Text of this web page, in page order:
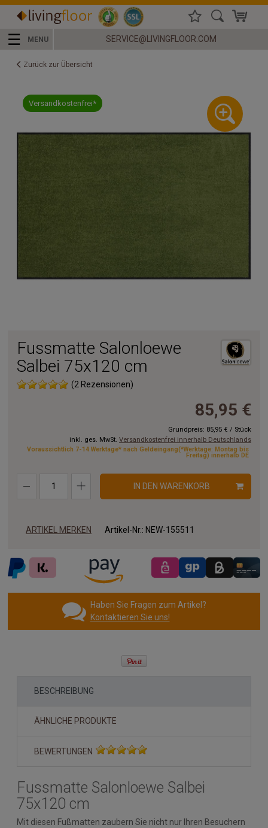
☰ MENU SERVICE@LIVINGFLOOR.COM
Zurück zur Übersicht
Versandkostenfrei*
Fussmatte Salonloewe
Salbei 75x120 cm
(2 Rezensionen)
85,95 €
Grundpreis: 85,95 € / Stück
inkl. ges. MwSt. Versandkostenfrei innerhalb Deutschlands
Voraussichtlich 7-14 Werktage* nach Geldeingang(*Werktage: Montag bis
Freitag) innerhalb DE
IN DEN WARENKORB
ARTIKEL MERKEN Artikel-Nr.: NEW-155511
Haben Sie Fragen zum Artikel?
Kontaktieren Sie uns!
BESCHREIBUNG
ÄHNLICHE PRODUKTE
BEWERTUNGEN
Fussmatte Salonloewe Salbei
75x120 cm
Mit diesen Fußmatten zaubern Sie nicht nur Ihren Besuchern